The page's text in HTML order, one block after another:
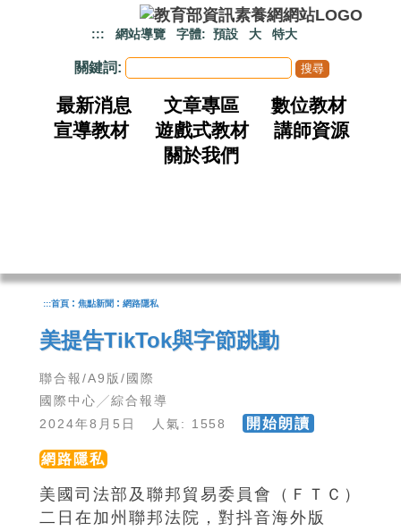
::: 網站導覽 字體: 預設 大 特大
關鍵詞:
最新消息 文章專區
數位教材
宣導教材
遊戲式教材
講師資源
關於我們
:::首頁 : 焦點新聞 : 網路隱私
美提告TikTok與字節跳動
聯合報/A9版/國際
國際中心╱綜合報導
2024年8月5日 人氣: 1558
開始朗讀
網路隱私
美國司法部及聯邦貿易委員會（ＦＴＣ）
二日在加州聯邦法院，對抖音海外版